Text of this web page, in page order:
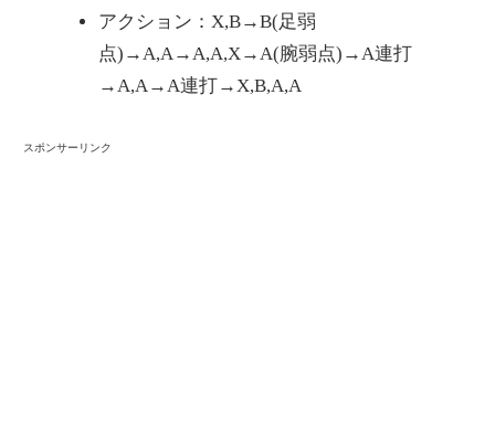
アクション：X,B→B(足弱
点)→A,A→A,A,X→A(腕弱点)→A連打
→A,A→A連打→X,B,A,A
スポンサーリンク